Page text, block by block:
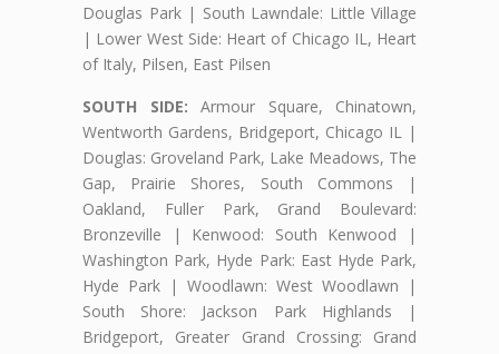
Douglas Park | South Lawndale: Little Village
| Lower West Side: Heart of Chicago IL, Heart
of Italy, Pilsen, East Pilsen
SOUTH SIDE: Armour Square, Chinatown,
Wentworth Gardens, Bridgeport, Chicago IL |
Douglas: Groveland Park, Lake Meadows, The
Gap, Prairie Shores, South Commons |
Oakland, Fuller Park, Grand Boulevard:
Bronzeville | Kenwood: South Kenwood |
Washington Park, Hyde Park: East Hyde Park,
Hyde Park | Woodlawn: West Woodlawn |
South Shore: Jackson Park Highlands |
Bridgeport, Greater Grand Crossing: Grand